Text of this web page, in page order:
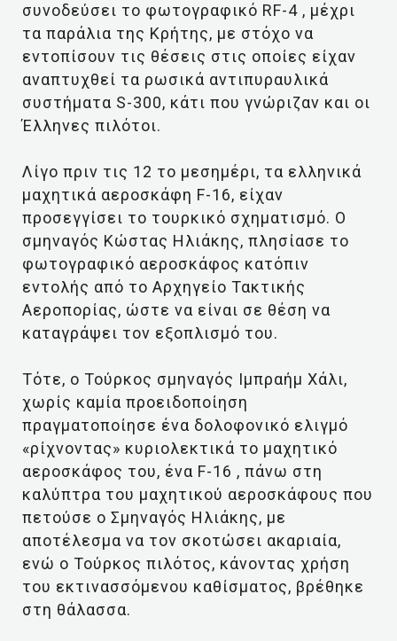
συνοδεύσει το φωτογραφικό RF-4 , μέχρι
τα παράλια της Κρήτης, με στόχο να
εντοπίσουν τις θέσεις στις οποίες είχαν
αναπτυχθεί τα ρωσικά αντιπυραυλικά
συστήματα S-300, κάτι που γνώριζαν και οι
Έλληνες πιλότοι.
Λίγο πριν τις 12 το μεσημέρι, τα ελληνικά
μαχητικά αεροσκάφη F-16, είχαν
προσεγγίσει το τουρκικό σχηματισμό. Ο
σμηναγός Κώστας Ηλιάκης, πλησίασε το
φωτογραφικό αεροσκάφος κατόπιν
εντολής από το Αρχηγείο Τακτικής
Αεροπορίας, ώστε να είναι σε θέση να
καταγράψει τον εξοπλισμό του.
Τότε, ο Τούρκος σμηναγός Ιμπραήμ Χάλι,
χωρίς καμία προειδοποίηση
πραγματοποίησε ένα δολοφονικό ελιγμό
«ρίχνοντας» κυριολεκτικά το μαχητικό
αεροσκάφος του, ένα F-16 , πάνω στη
καλύπτρα του μαχητικού αεροσκάφους που
πετούσε ο Σμηναγός Ηλιάκης, με
αποτέλεσμα να τον σκοτώσει ακαριαία,
ενώ ο Τούρκος πιλότος, κάνοντας χρήση
του εκτινασσόμενου καθίσματος, βρέθηκε
στη θάλασσα.